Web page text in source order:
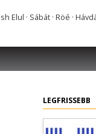
Elul · Sábát · Röé ·
LEGFRISSEBB